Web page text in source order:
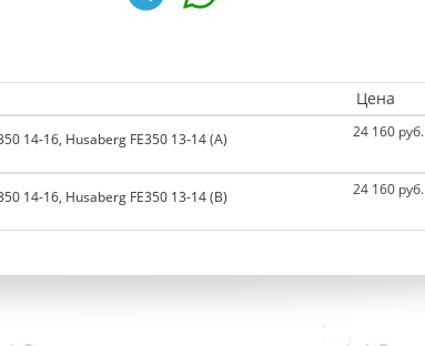
Цена
14-16, Husaberg FE350 13-14 (A) 24 160 руб.
14-16, Husaberg FE350 13-14 (B) 24 160 руб.